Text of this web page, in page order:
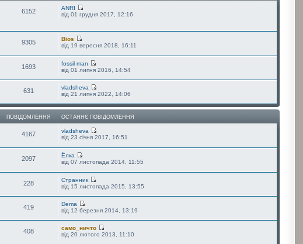
6152
ANRI
від 01 грудня 2017, 12:16
9305
Bios
від 19 вересня 2018, 16:11
1693
fossil man
від 01 липня 2016, 14:54
631
vladsheva
від 21 липня 2022, 14:06
ПОВІДОМЛЕННЯ ОСТАННЄ ПОВІДОМЛЕННЯ
4167
vladsheva
від 23 січня 2017, 16:51
2097
Ёлка
від 07 листопада 2014, 11:55
228
Странник
від 15 листопада 2015, 13:55
419
Dema
від 12 березня 2014, 13:19
408
само_ничто
від 20 лютого 2013, 11:10